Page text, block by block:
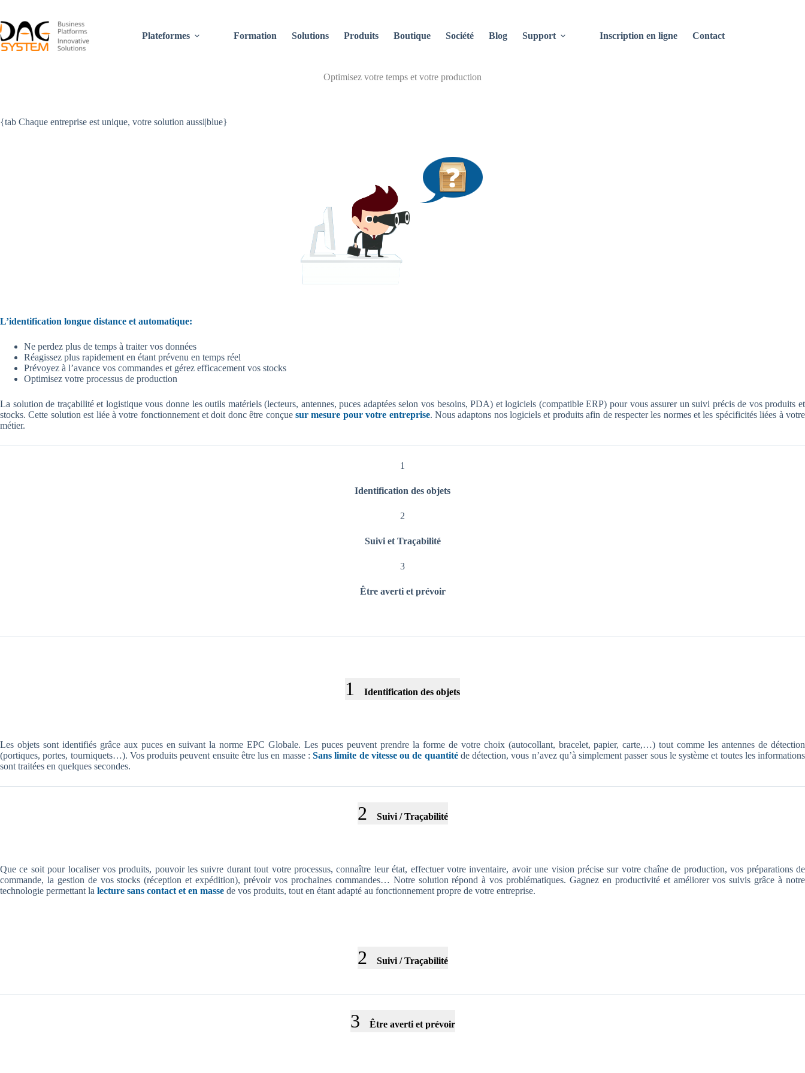
contenu
Plateformes
Formation Solutions Produits Boutique Société Blog Support Inscription en ligne Contact
Optimisez votre temps et votre production
{tab Chaque entreprise est unique, votre solution aussi|blue}
L’identification longue distance et automatique:
Ne perdez plus de temps à traiter vos données
Réagissez plus rapidement en étant prévenu en temps réel
Prévoyez à l’avance vos commandes et gérez efficacement vos stocks
Optimisez votre processus de production
La solution de traçabilité et logistique vous donne les outils matériels (lecteurs, antennes, puces adaptées selon vos besoins, PDA) et logiciels (compatible ERP) pour vous assurer un suivi précis de vos produits et
stocks. Cette solution est liée à votre fonctionnement et doit donc être conçue sur mesure pour votre entreprise. Nous adaptons nos logiciels et produits afin de respecter les normes et les spécificités liées à votre
métier.
1
Identification des objets
2
Suivi et Traçabilité
3
Être averti et prévoir
1 Identification des objets
Les objets sont identifiés grâce aux puces en suivant la norme EPC Globale. Les puces peuvent prendre la forme de votre choix (autocollant, bracelet, papier, carte,…) tout comme les antennes de détection
(portiques, portes, tourniquets…). Vos produits peuvent ensuite être lus en masse : Sans limite de vitesse ou de quantitéde détection, vous n’avez qu’à simplement passer sous le système et toutes les informations
sont traitées en quelques secondes.
2 Suivi / Traçabilité
Que ce soit pour localiser vos produits, pouvoir les suivre durant tout votre processus, connaître leur état, effectuer votre inventaire, avoir une vision précise sur votre chaîne de production, vos préparations de
commande, la gestion de vos stocks (réception et expédition), prévoir vos prochaines commandes… Notre solution répond à vos problématiques. Gagnez en productivité et améliorer vos suivis grâce à notre
technologie permettant la lecture sans contact et en masse de vos produits, tout en étant adapté au fonctionnement propre de votre entreprise.
2 Suivi / Traçabilité
3 Être averti et prévoir